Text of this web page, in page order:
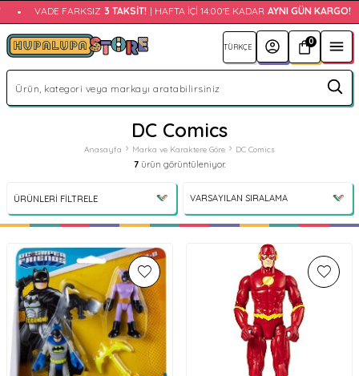
VADE FARKSIZ 3 TAKSIT! | HAFTA İÇI 14:00'E KADAR AYNI GÜN KARGO!
0
DC Comics
Anasayfa Marka ve Karaktere Göre DC Comics
7ürün görüntüleniyor.
ÜRÜNLERI FILTRELE